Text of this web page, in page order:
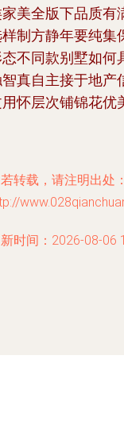
美全版下品质有
制方静年要纯集
不同款别墅如何
真自主接于地产
怀层次铺锦花优
转载，请注明出处：
时间：2026-08-06